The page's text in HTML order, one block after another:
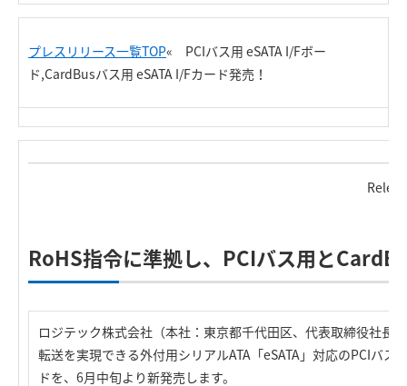
プレスリリース一覧TOP« PCIバス用 eSATA I/Fボー
ド,CardBusバス用 eSATA I/Fカード発売！
RoHS指令に準拠し、PCIバス用と
ロジテック株式会社（本社：東京都千代田区、代表取締役社長
転送を実現できる外付用シリアルATA「eSATA」対応のPCIバ
ドを、6月中旬より新発売します。